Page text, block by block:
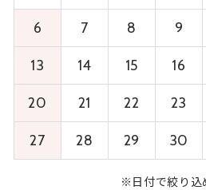
6 7 8 9
13 14 15 16
20 21 22 23
27 28 29 30
※日付で絞り込